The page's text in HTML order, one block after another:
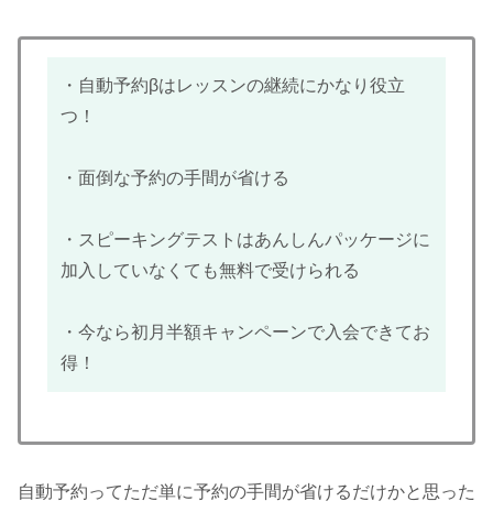
・自動予約βはレッスンの継続にかなり役立
つ！
・面倒な予約の手間が省ける
・スピーキングテストはあんしんパッケージに
加入していなくても無料で受けられる
・今なら初月半額キャンペーンで入会できてお
得！
自動予約ってただ単に予約の手間が省けるだけかと思った